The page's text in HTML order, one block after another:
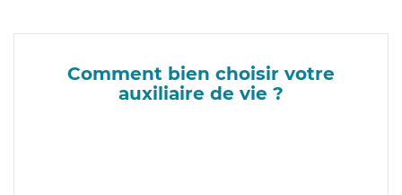
Comment bien choisir votre
auxiliaire de vie ?